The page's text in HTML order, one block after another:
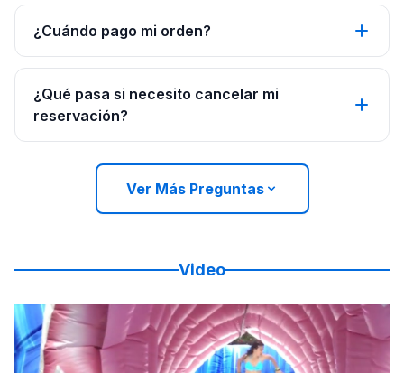
¿Cuándo pago mi orden?
¿Qué pasa si necesito cancelar mi
reservación?
Ver Más Preguntas
Video